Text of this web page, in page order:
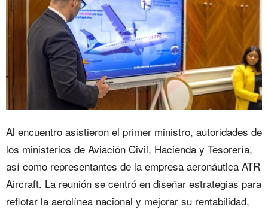
Al encuentro asistieron el primer ministro, autoridades de
los ministerios de Aviación Civil, Hacienda y Tesorería,
así como representantes de la empresa aeronáutica ATR
Aircraft. La reunión se centró en diseñar estrategias para
reflotar la aerolínea nacional y mejorar su rentabilidad,